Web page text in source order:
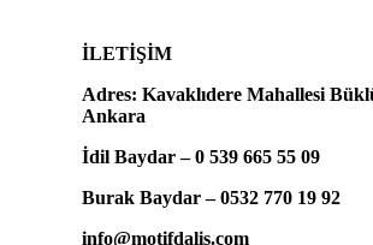
İLETİŞİM
Adres: Kavaklıdere Mahallesi
Ankara
İdil Baydar – 0 539 665 55 09
Burak Baydar – 0532 770 19 92
info@motifdalis.com